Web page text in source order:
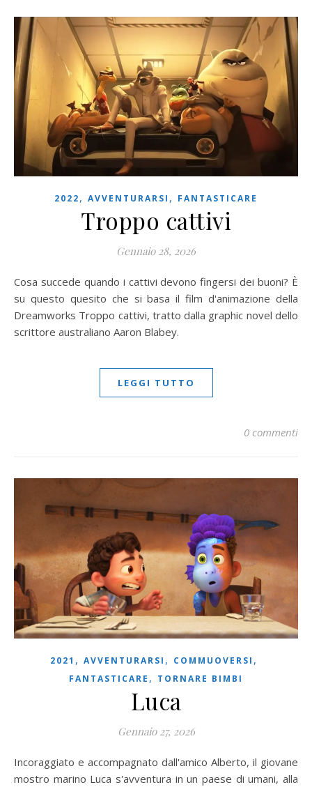
2022, AVVENTURARSI , FANTASTICARE
Troppo cattivi
Gennaio 28, 2026
Cosa succede quando i cattivi devono fingersi dei buoni? È
su questo quesito che si basa il film d'animazione della
Dreamworks Troppo cattivi, tratto dalla graphic novel dello
scrittore australiano Aaron Blabey.
LEGGI TUTTO
0 commenti
2021 , AVVENTURARSI , COMMUOVERSI ,
FANTASTICARE , TORNARE BIMBI
Luca
Gennaio 27, 2026
Incoraggiato e accompagnato dall'amico Alberto, il giovane
mostro marino Luca s'avventura in un paese di umani, alla